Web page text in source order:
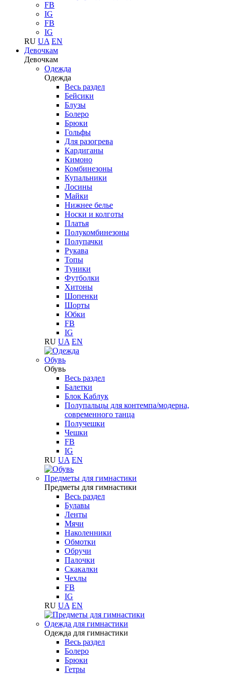
FB
IG
FB
IG
RU UA EN
Девочкам
Девочкам
Одежда
Одежда
Весь раздел
Бейсики
Блузы
Болеро
Брюки
Гольфы
Для разогрева
Кардиганы
Кимоно
Комбинезоны
Купальники
Лосины
Майки
Нижнее белье
Носки и колготы
Платья
Полукомбинезоны
Полупачки
Рукава
Топы
Туники
Футболки
Хитоны
Шопенки
Шорты
Юбки
FB
IG
RU UA EN
Обувь
Обувь
Весь раздел
Балетки
Блок Каблук
Полупальцы для контемпа/модерна,
современного танца
Получешки
Чешки
FB
IG
RU UA EN
Предметы для гимнастики
Предметы для гимнастики
Весь раздел
Булавы
Ленты
Мячи
Наколенники
Обмотки
Обручи
Палочки
Скакалки
Чехлы
FB
IG
RU UA EN
Одежда для гимнастики
Одежда для гимнастики
Весь раздел
Болеро
Брюки
Гетры